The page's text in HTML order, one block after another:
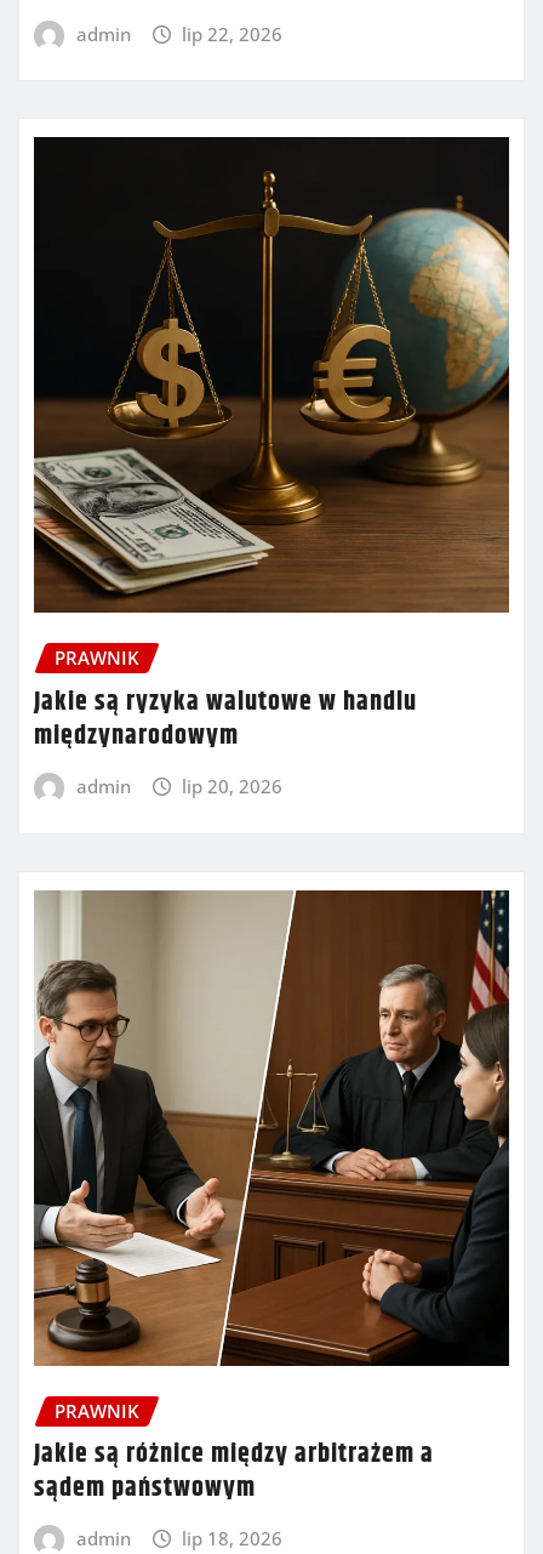
admin lip 22, 2026
PRAWNIK
Jakie są ryzyka walutowe w handlu
międzynarodowym
admin lip 20, 2026
PRAWNIK
Jakie są różnice między arbitrażem a
sądem państwowym
admin lip 18, 2026